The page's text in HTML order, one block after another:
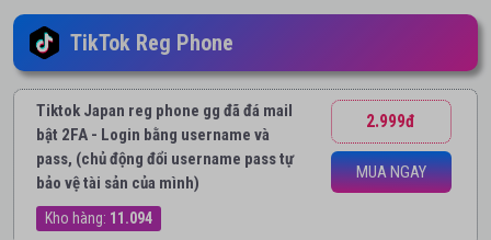
TikTok Reg Phone
Tiktok Japan reg phone gg đã đá mail
bật 2FA - Login bằng username và
pass, (chủ động đổi username pass tự
bảo vệ tài sản của mình)
Kho hàng: 11.094
2.999đ
MUA NGAY